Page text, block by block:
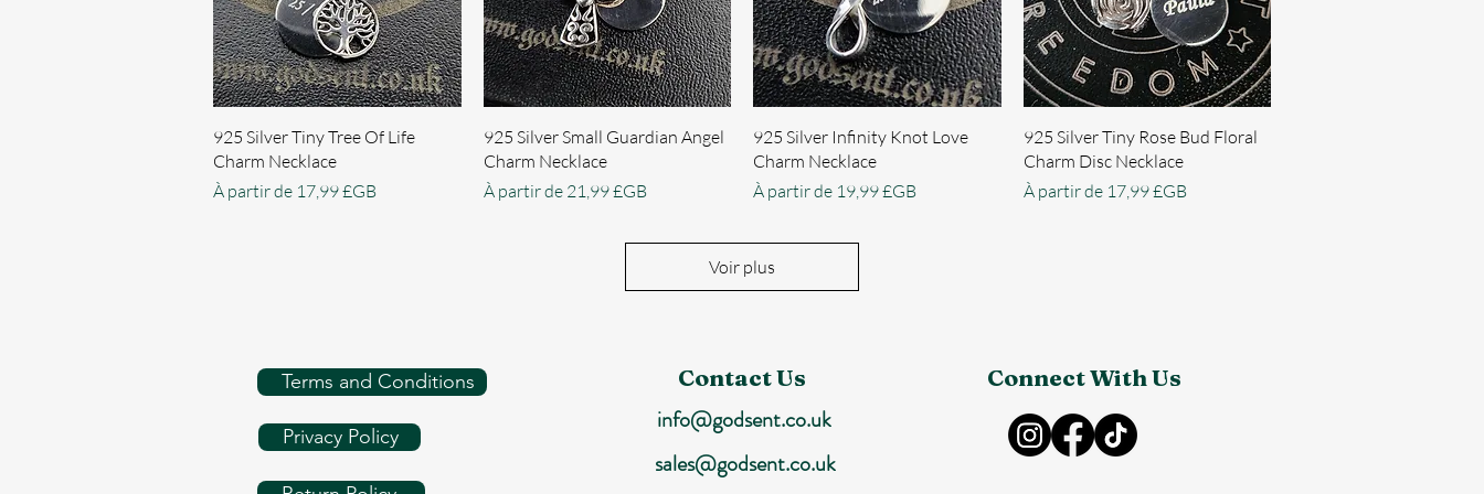
Aperçu rapide
925 Silver Tiny Tree Of Life
Charm Necklace
À partir de 17,99 £GB
Prix promotionnel
Aperçu rapide
925 Silver Small Guardian Angel
Charm Necklace
À partir de 21,99 £GB
Prix promotionnel
Aperçu rapide
925 Silver Infinity Knot Love
Charm Necklace
À partir de 19,99 £GB
Prix promotionnel
Aperçu rapide
925 Silver Tiny Rose Bud Floral
Charm Disc Necklace
À partir de 17,99 £GB
Prix promotionnel
Voir plus
Terms and Conditions
Privacy Policy
Contact Us
info@godsent.co.uk
sales@godsent.co.uk
Connect With Us